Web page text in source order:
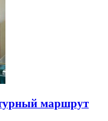
маршрут